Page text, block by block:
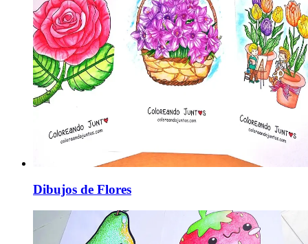
Dibujos de Flores